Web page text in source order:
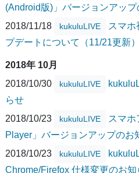
(Android版)」バージョンアッ
2018/11/18
kukuluLIVE
スマホ
プデートについて（11/21更新）
2018年 10月
2018/10/30
kukuluLIVE
らせ
2018/10/23
kukuluLIVE
スマ
Player」バージョンアップのお
2018/10/23
kukuluLIVE
Chrome/Firefox 仕様変更のお知